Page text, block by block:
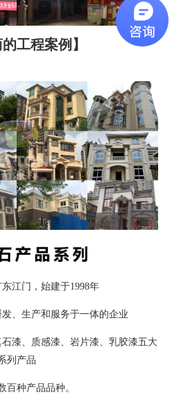
的工程案例】
江门，始建于1998年
、生产和服务于一体的企业
漆、质感漆、岩片漆、乳胶漆五大
列产品
百种产品品种。